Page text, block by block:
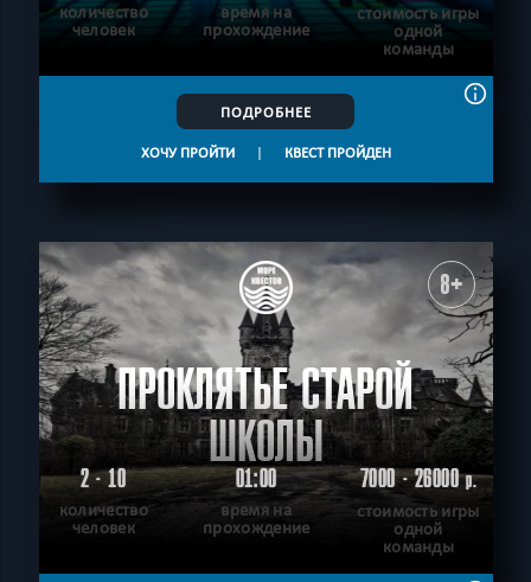
количество
человек
время на
прохождение
стоимость игры
одной
команды
ПОДРОБНЕЕ
ХОЧУ ПРОЙТИ | КВЕСТ ПРОЙДЕН
8+
ПРОКЛЯТЬЕ СТАРОЙ
ШКОЛЫ
2 - 10
количество
человек
01:00
время на
прохождение
7000 - 26000р.
стоимость игры
одной
команды